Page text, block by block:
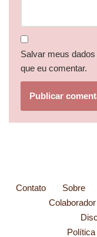
Salvar meus
que eu comentar.
Contato Sobre